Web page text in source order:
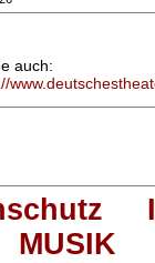
auch:
MUSIK